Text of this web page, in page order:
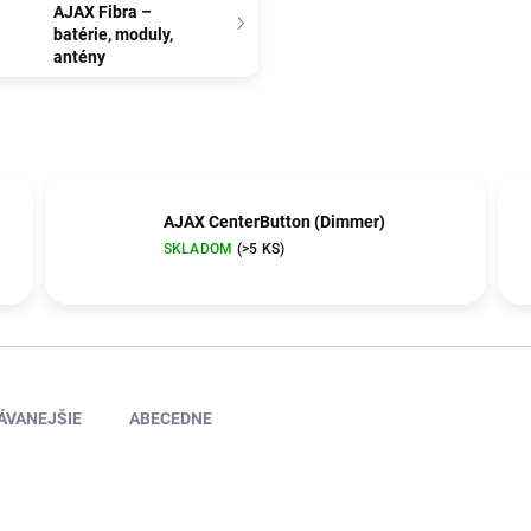
AJAX Fibra –
batérie, moduly,
antény
AJAX CenterButton (Dimmer)
SKLADOM (>5 KS)
ABECEDNE